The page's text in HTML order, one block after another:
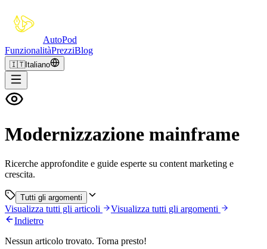
AutoPod
FunzionalitàPrezziBlog
🇮🇹Italiano
Modernizzazione mainframe
Ricerche approfondite e guide esperte su content marketing e
crescita.
Tutti gli argomenti
Visualizza tutti gli articoli
Visualizza tutti gli argomenti
Indietro
Nessun articolo trovato. Torna presto!